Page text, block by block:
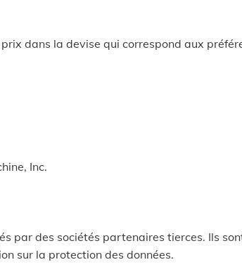
dans la devise qui correspond aux
Inc.
par des sociétés partenaires tierces. Ils
sur la protection des données.